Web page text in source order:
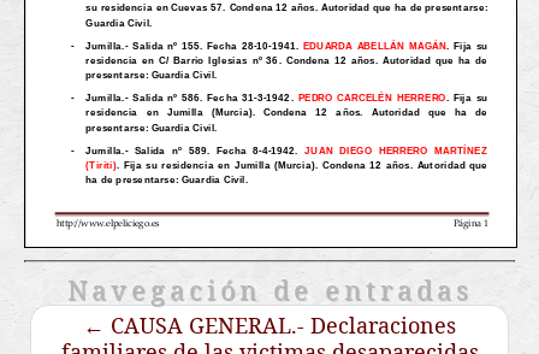
Navegación de entradas
← CAUSA GENERAL.- Declaraciones